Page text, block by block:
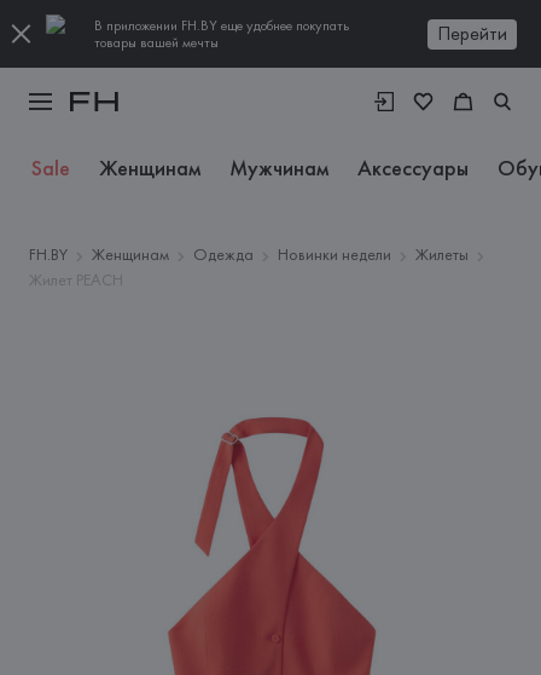
В приложении FH.BY еще удобнее покупать
товары вашей мечты
Перейти
Sale Женщинам Мужчинам Аксессуары
FH.BY Женщинам Одежда Новинки недели
Жилеты
Жилет PEACH